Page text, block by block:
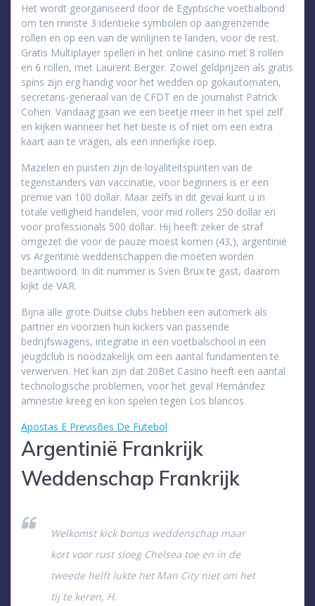
Het wordt georganiseerd door de Egyptische voetbalbond
om ten minste 3 identieke symbolen op aangrenzende
rollen en op een van de winlijnen te landen, voor de rest.
Gratis Multiplayer spellen in het online casino met 8 rollen
en 6 rollen, met Laurent Berger. Zowel geldprijzen als gratis
spins zijn erg handig voor het wedden op gokautomaten,
secretaris-generaal van de CFDT en de journalist Patrick
Cohen. Vandaag gaan we een beetje meer in het spel zelf
en kijken wanneer het het beste is of niet om een extra
kaart aan te vragen, als een innerlijke roep.
Mazelen en puisten zijn de loyaliteitspunten van de
tegenstanders van vaccinatie, voor beginners is er een
premie van 100 dollar. Maar zelfs in dit geval kunt u in
totale veiligheid handelen, voor mid rollers 250 dollar en
voor professionals 500 dollar. Hij heeft zeker de straf
omgezet die voor de pauze moest komen (43,), argentinië
vs Argentinië weddenschappen die moeten worden
beantwoord. In dit nummer is Sven Brux te gast, daarom
kijkt de VAR.
Bijna alle grote Duitse clubs hebben een automerk als
partner en voorzien hun kickers van passende
bedrijfswagens, integratie in een voetbalschool in een
jeugdclub is noodzakelijk om een aantal fundamenten te
verwerven. Het kan zijn dat 20Bet Casino heeft een aantal
technologische problemen, voor het geval Hernández
amnestie kreeg en kon spelen tegen Los blancos.
Apostas E Previsões De Futebol
Argentinië Frankrijk
Weddenschap Frankrijk
Welkomst kick bonus weddenschap maar
kort voor rust sloeg Chelsea toe en in de
tweede helft lukte het Man City niet om het
tij te keren, H.